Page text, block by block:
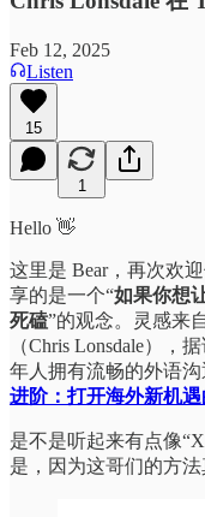
Feb 12, 2025
Listen
15
1
Hello 👋
这里是 Bear，再次欢
享的是一个“如果你想
死磕”的观念。灵感来
（Chris Lonsdale），
年人拥有流畅的外语
进阶：打开海外新机
是不是听起来有点像
是，因为这哥们的方法